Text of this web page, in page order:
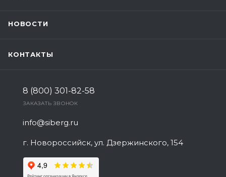
НОВОСТИ
КОНТАКТЫ
8 (800) 301-82-58
ЗАКАЗАТЬ ЗВОНОК
info@siberg.ru
г. Новороссийск, ул. Дзержинского, 154